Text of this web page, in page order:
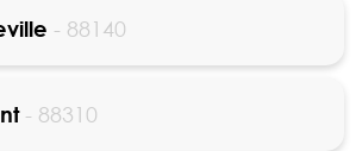
- 88140
- 88310